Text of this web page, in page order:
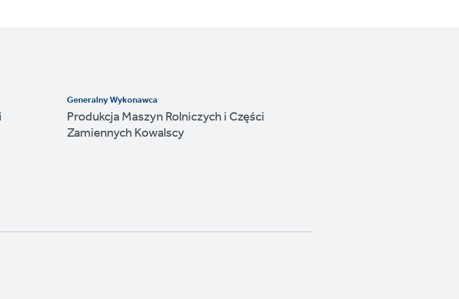
Generalny Wykonawca
Produkcja Maszyn Rolniczych i Części
Zamiennych Kowalscy